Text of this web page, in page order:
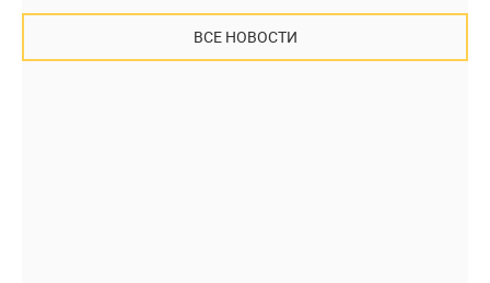
ВСЕ НОВОСТИ